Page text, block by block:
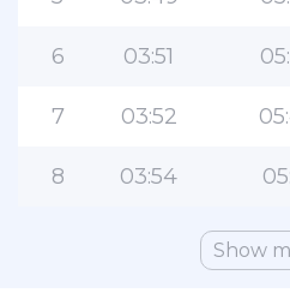
6 03:51
7 03:52
8 03:54
Show